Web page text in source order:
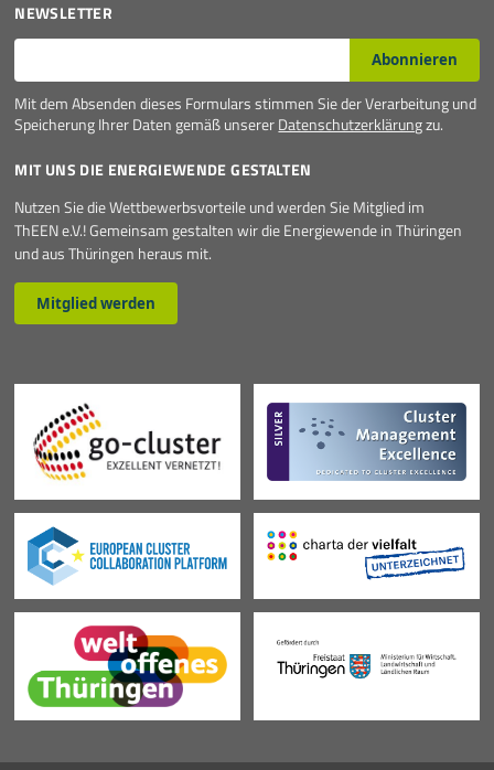
NEWSLETTER
E-Mail* Abonnieren
Mit dem Absenden dieses Formulars stimmen Sie der Verarbeitung und
Speicherung Ihrer Daten gemäß unsererDatenschutzerklärungzu.
MIT UNS DIE ENERGIEWENDE GESTALTEN
Nutzen Sie die Wettbewerbsvorteile und werden Sie Mitglied im
ThEEN e.V.! Gemeinsam gestalten wir die Energiewende in Thüringen
und aus Thüringen heraus mit.
Mitglied werden